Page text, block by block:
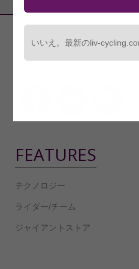
SOCIAL
FEATURES
テクノロジー
ライダー/チーム
ジャイアントストア
いいえ。最新のliv-